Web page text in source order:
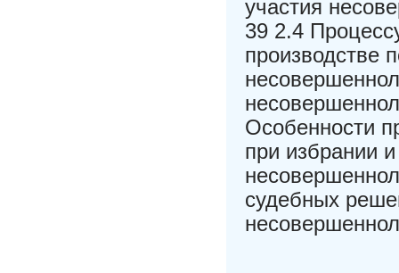
участия
39 2.4
производстве
Особенности
при избрании
судебных